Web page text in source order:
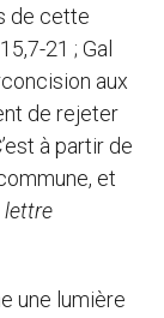
de cette
21 ; Gal
aux
de rejeter
à partir de
et
lettre
une lumière